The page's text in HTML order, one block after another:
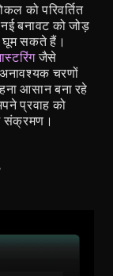
को परिवर्तित
बनावट को जोड़
घूम सकते हैं।
जैसे
चरणों
आसान बना रहे
प्रवाह को
संक्रमण।